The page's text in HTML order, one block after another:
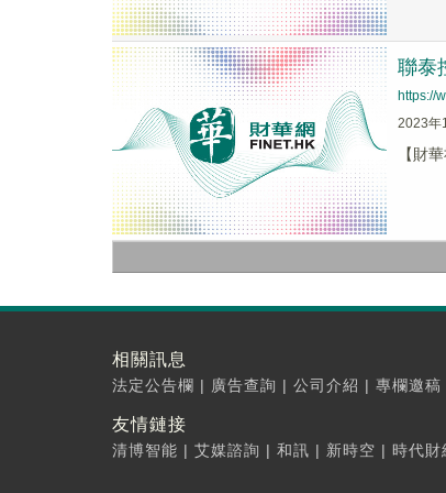
聯泰
https://
2023年
【財
相關訊息
法定公告欄 | 廣告查詢 | 公司介紹 | 專欄邀稿
友情鏈接
清博智能 | 艾媒諮詢 | 和訊 | 新時空 | 時代財